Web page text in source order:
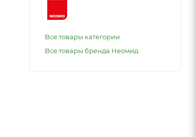
Все товары категории
Все товары бренда Неомид